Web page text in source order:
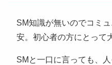
SM知識が無いのでコミ
安。初心者の方にとって
SMと一口に言っても、